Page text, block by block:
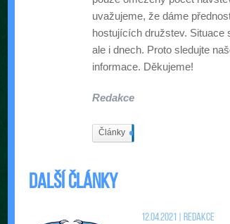
uvažujeme, že dáme
hostujících družstev.
ale i dnech. Proto sledujte
informace. Děkujeme!
Redakce
Články
Další články
12.04.2021 | Redakce